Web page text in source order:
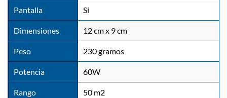
Pantalla Si
Dimensiones 12 cm x 9 cm
Peso 230 gramos
Potencia 60W
Rango 50 m2